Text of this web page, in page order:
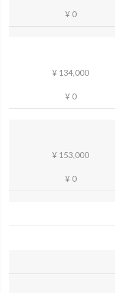
¥ 0
¥ 134,000
¥ 0
¥ 153,000
¥ 0